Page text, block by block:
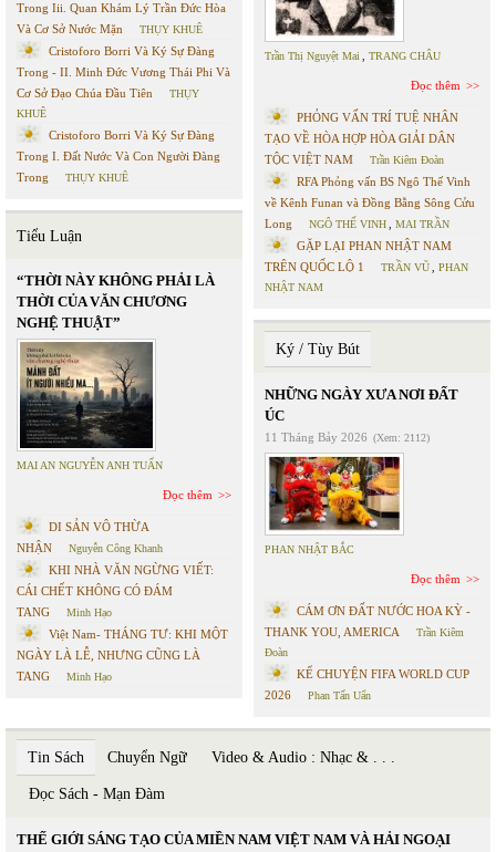
Trong Iii. Quan Khám Lý Trần Đức Hòa
Và Cơ Sở Nước Mặn
THỤY KHUÊ
Cristoforo Borri Và Ký Sự Đàng
Trong - II. Minh Đức Vương Thái Phi Và
Cơ Sở Đạo Chúa Đầu Tiên
THỤY
KHUÊ
Cristoforo Borri Và Ký Sự Đàng
Trong I. Đất Nước Và Con Người Đàng
Trong
THỤY KHUÊ
Tiểu Luận
“THỜI NÀY KHÔNG PHẢI LÀ
THỜI CỦA VĂN CHƯƠNG
NGHỆ THUẬT”
MAI AN NGUYỄN ANH TUẤN
Đọc thêm
DI SẢN VÔ THỪA
NHẬN
Nguyễn Công Khanh
KHI NHÀ VĂN NGỪNG VIẾT:
CÁI CHẾT KHÔNG CÓ ĐÁM
TANG
Minh Hạo
Việt Nam- THÁNG TƯ: KHI MỘT
NGÀY LÀ LỄ, NHƯNG CŨNG LÀ
TANG
Minh Hạo
Trần Thị Nguyệt Mai TRANG CHÂU
Đọc thêm
PHỎNG VẤN TRÍ TUỆ NHÂN
TẠO VỀ HÒA HỢP HÒA GIẢI DÂN
TỘC VIỆT NAM
Trần Kiêm Đoàn
RFA Phỏng vấn BS Ngô Thế Vinh
về Kênh Funan và Đồng Bằng Sông Cửu
Long
NGÔ THẾ VINH MAI TRẦN
GẶP LẠI PHAN NHẬT NAM
TRÊN QUỐC LỘ 1
TRẦN VŨ
PHAN
NHẬT NAM
Ký / Tùy Bút
NHỮNG NGÀY XƯA NƠI ĐẤT
ÚC
11 Tháng Bảy 2026 (Xem: 2112)
PHAN NHẬT BẮC
Đọc thêm
CÁM ƠN ĐẤT NƯỚC HOA KỲ -
THANK YOU, AMERICA
Trần Kiêm
Đoàn
KỂ CHUYỆN FIFA WORLD CUP
2026
Phan Tấn Uẩn
Tin Sách Chuyển Ngữ Video & Audio : Nhạc & . . .
Đọc Sách - Mạn Đàm
THẾ GIỚI SÁNG TẠO CỦA MIỀN NAM VIỆT NAM VÀ HẢI NGOẠI